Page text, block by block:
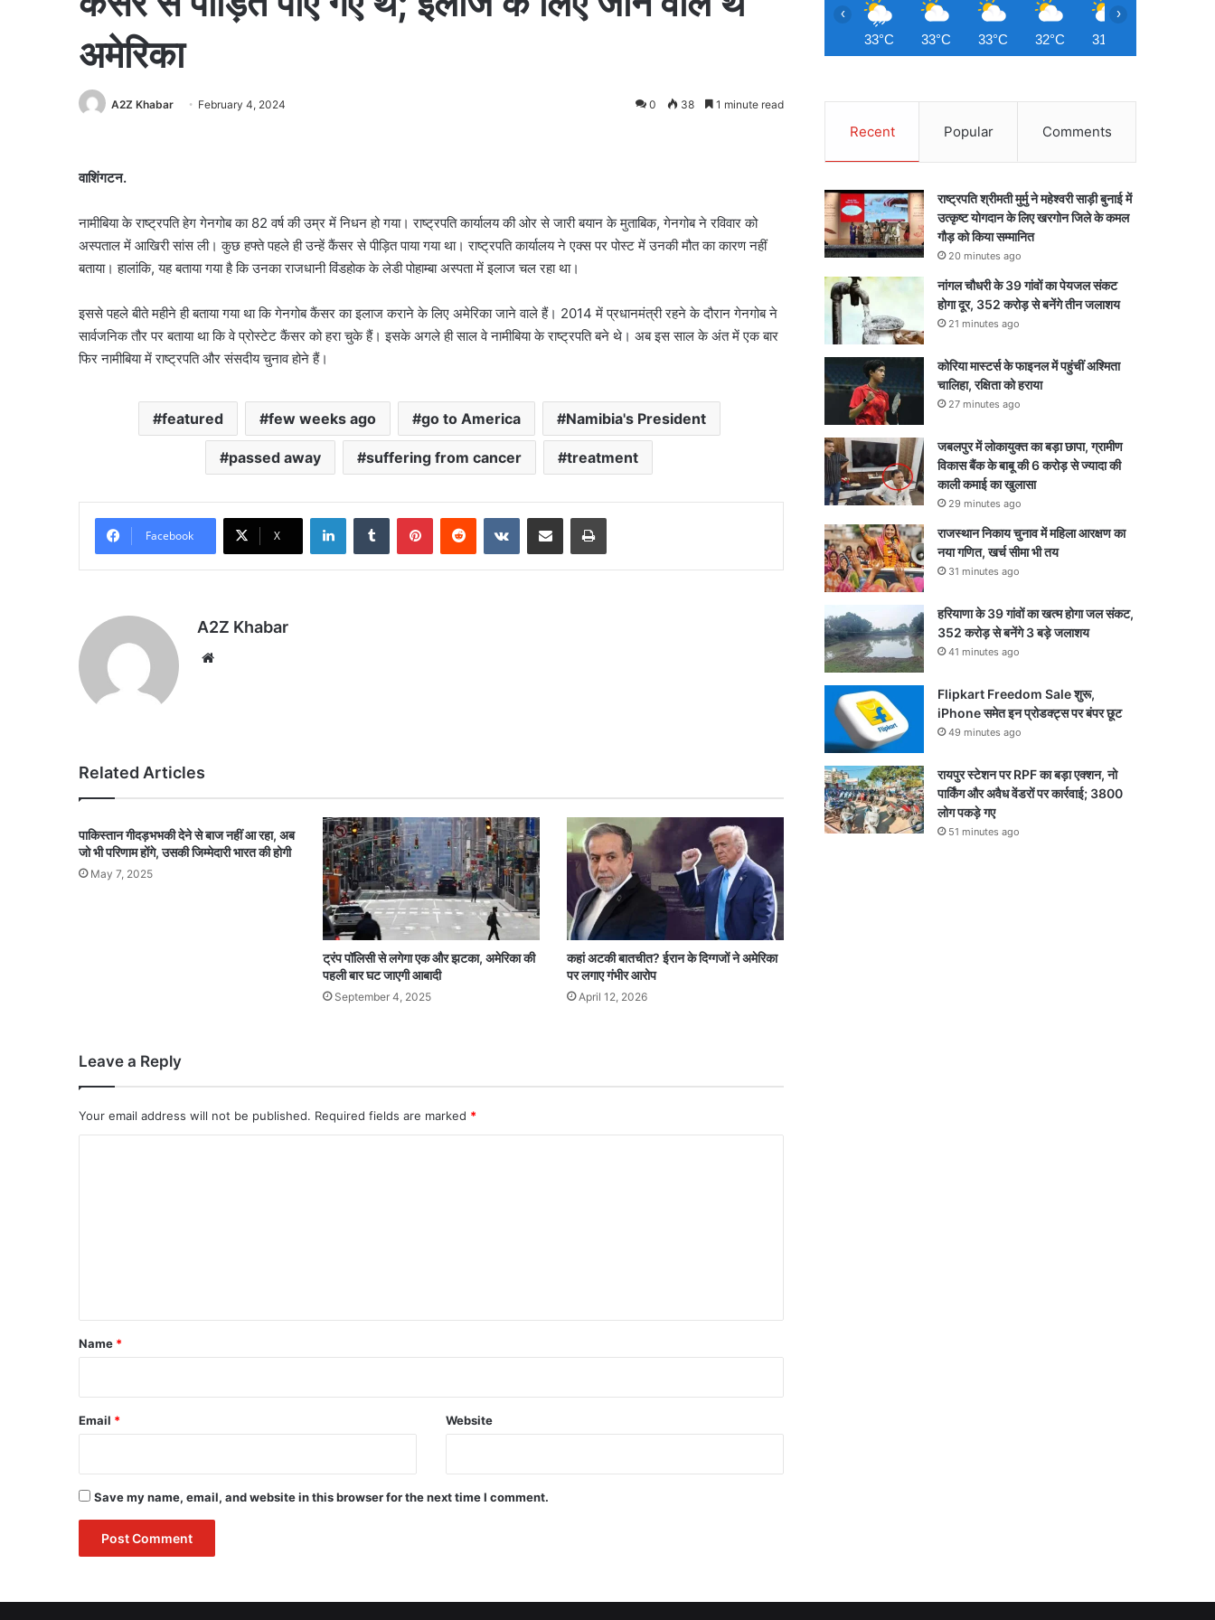
अमेरिका
A2Z Khabar February 4, 2024 0 38 1 minute read
वाशिंगटन.
नामीबिया के राष्ट्रपति हेग गेनगोब का 82 वर्ष की उम्र में निधन हो गया। राष्ट्रपति कार्यालय की ओर से जारी बयान के मुताबिक, गेनगोब ने रविवार को
अस्पताल में आखिरी सांस ली। कुछ हफ्ते पहले ही उन्हें कैंसर से पीड़ित पाया गया था। राष्ट्रपति कार्यालय ने एक्स पर पोस्ट में उनकी मौत का कारण नहीं
बताया। हालांकि, यह बताया गया है कि उनका राजधानी विंडहोक के लेडी पोहाम्बा अस्पता में इलाज चल रहा था।
इससे पहले बीते महीने ही बताया गया था कि गेनगोब कैंसर का इलाज कराने के लिए अमेरिका जाने वाले हैं। 2014 में प्रधानमंत्री रहने के दौरान गेनगोब ने
सार्वजनिक तौर पर बताया था कि वे प्रोस्टेट कैंसर को हरा चुके हैं। इसके अगले ही साल वे नामीबिया के राष्ट्रपति बने थे। अब इस साल के अंत में एक बार
फिर नामीबिया में राष्ट्रपति और संसदीय चुनाव होने हैं।
featured few weeks ago go to America Namibia's President
passed away suffering from cancer treatment
Facebook X
LinkedInTumblr PinterestReddit VKontakteShare via Email Print
A2Z Khabar
Related Articles
पाकिस्तान गीदड़भभकी देने से बाज नहीं आ रहा, अब
जो भी परिणाम होंगे, उसकी जिम्मेदारी भारत की होगी
May 7, 2025
ट्रंप पॉलिसी से लगेगा एक और झटका, अमेरिका की
पहली बार घट जाएगी आबादी
September 4, 2025
कहां अटकी बातचीत? ईरान के दिग्गजों ने अमेरिका
पर लगाए गंभीर आरोप
April 12, 2026
Leave a Reply
Your email address will not be published. Required fields are marked *
*
Name *
Email * Website
Save my name, email, and website in this browser for the next time I comment.
33°C 33°C 33°C 32°C 31°C
‹ ›
Recent Popular Comments
राष्ट्रपति श्रीमती मुर्मु ने महेश्वरी साड़ी बुनाई में
उत्कृष्ट योगदान के लिए खरगोन जिले के कमल
गौड़ को किया सम्मानित
20 minutes ago
नांगल चौधरी के 39 गांवों का पेयजल संकट
होगा दूर, 352 करोड़ से बनेंगे तीन जलाशय
21 minutes ago
कोरिया मास्टर्स के फाइनल में पहुंचीं अश्मिता
चालिहा, रक्षिता को हराया
27 minutes ago
जबलपुर में लोकायुक्त का बड़ा छापा, ग्रामीण
विकास बैंक के बाबू की 6 करोड़ से ज्यादा की
काली कमाई का खुलासा
29 minutes ago
राजस्थान निकाय चुनाव में महिला आरक्षण का
नया गणित, खर्च सीमा भी तय
31 minutes ago
हरियाणा के 39 गांवों का खत्म होगा जल संकट,
352 करोड़ से बनेंगे 3 बड़े जलाशय
41 minutes ago
Flipkart Freedom Sale शुरू,
iPhone समेत इन प्रोडक्ट्स पर बंपर छूट
49 minutes ago
रायपुर स्टेशन पर RPF का बड़ा एक्शन, नो
पार्किंग और अवैध वेंडरों पर कार्रवाई; 3800
लोग पकड़े गए
51 minutes ago